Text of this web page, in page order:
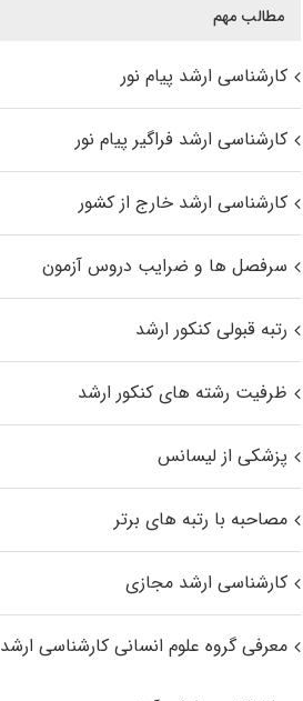
مطالب مهم
کارشناسی ارشد پیام نور
کارشناسی ارشد فراگیر پیام نور
کارشناسی ارشد خارج از کشور
سرفصل ها و ضرایب دروس آزمون
رتبه قبولی کنکور ارشد
ظرفیت رشته های کنکور ارشد
پزشکی از لیسانس
مصاحبه با رتبه های برتر
کارشناسی ارشد مجازی
معرفی گروه علوم انسانی کارشناسی ارشد